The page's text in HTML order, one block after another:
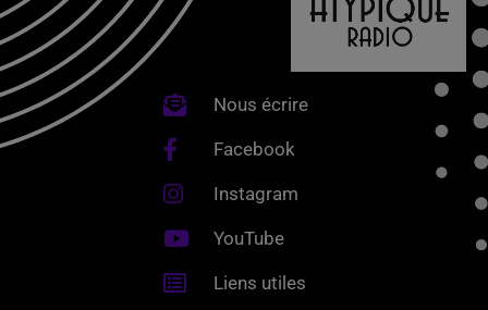
Nous écrire
Facebook
Instagram
YouTube
Liens utiles